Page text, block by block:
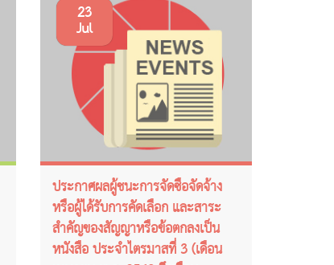
23
Jul
ประกาศผลผู้ชนะการจัดซื้อจัดจ้าง
หรือผู้ได้รับการคัดเลือก และสาระ
สำคัญของสัญญาหรือข้อตกลงเป็น
หนังสือ ประจำไตรมาสที่ 3 (เดือน